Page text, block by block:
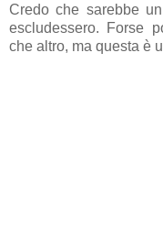
Credo che sarebbe
escludessero. Forse
che altro, ma questa è